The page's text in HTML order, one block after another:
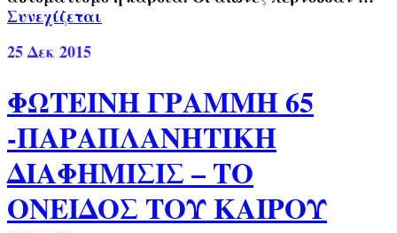
Συνεχίζεται
25Δεκ 2015
ΦΩΤΕΙΝΗ ΓΡΑΜΜΗ 65
-ΠΑΡΑΠΛΑΝΗΤΙΚΗ
ΔΙΑΦΗΜΙΣΙΣ – ΤΟ
ΟΝΕΙΔΟΣ ΤΟΥ ΚΑΙΡΟΥ